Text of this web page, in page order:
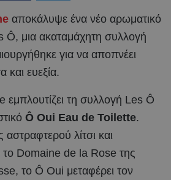
αποκάλυψε ένα νέο αρωματικό
Ô, μια ακαταμάχητη συλλογή
για να αποπνέει
και ευεξία.
τη συλλογή Les Ô
Ô Oui Eau de Toilette.
λίτσι και
το Domaine de la Rose της
το Ô Oui μεταφέρει τον